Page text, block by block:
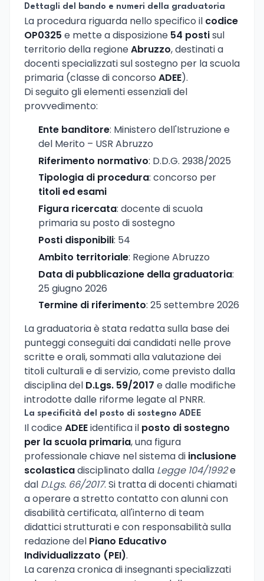
Dettagli del bando e numeri della graduatoria
La procedura riguarda nello specifico il codice
OP0325 e mette a disposizione 54 postisul
territorio della regioneAbruzzo, destinati a
docenti specializzati sul sostegno per la scuola
primaria (classe di concorso ADEE).
Di seguito gli elementi essenziali del
provvedimento:
Ente banditore: Ministero dell'Istruzione e
del Merito – USR Abruzzo
Riferimento normativo: D.D.G. 2938/2025
Tipologia di procedura: concorso per
titoli ed esami
Figura ricercata: docente di scuola
primaria su posto di sostegno
Posti disponibili: 54
Ambito territoriale: Regione Abruzzo
Data di pubblicazione della graduatoria:
25 giugno 2026
Termine di riferimento: 25 settembre 2026
La graduatoria è stata redatta sulla base dei
punteggi conseguiti dai candidati nelle prove
scritte e orali, sommati alla valutazione dei
titoli culturali e di servizio, come previsto dalla
disciplina del D.Lgs. 59/2017 e dalle modifiche
introdotte dalle riforme legate al PNRR.
La specificità del posto di sostegno ADEE
Il codiceADEEidentifica il posto di sostegno
per la scuola primaria, una figura
professionale chiave nel sistema di inclusione
scolasticadisciplinato dalla Legge 104/1992e
dal D.Lgs. 66/2017. Si tratta di docenti chiamati
a operare a stretto contatto con alunni con
disabilità certificata, all'interno di team
didattici strutturati e con responsabilità sulla
redazione del Piano Educativo
Individualizzato (PEI).
La carenza cronica di insegnanti specializzati